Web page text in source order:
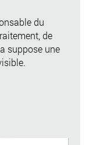
du
de
suppose une